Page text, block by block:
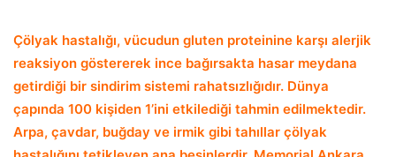
Çölyak hastalığı, vücudun gluten proteinine karşı alerjik
reaksiyon göstererek ince bağırsakta hasar meydana
getirdiği bir sindirim sistemi rahatsızlığıdır. Dünya
çapında 100 kişiden 1’ini etkilediği tahmin edilmektedir.
Arpa, çavdar, buğday ve irmik gibi tahıllar çölyak